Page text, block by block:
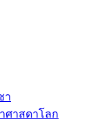
า
ศาสดาโลก